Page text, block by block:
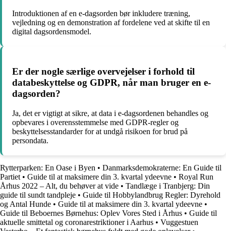
Introduktionen af en e-dagsorden bør inkludere træning,
vejledning og en demonstration af fordelene ved at skifte til en
digital dagsordensmodel.
Er der nogle særlige overvejelser i forhold til
databeskyttelse og GDPR, når man bruger en e-
dagsorden?
Ja, det er vigtigt at sikre, at data i e-dagsordenen behandles og
opbevares i overensstemmelse med GDPR-regler og
beskyttelsesstandarder for at undgå risikoen for brud på
persondata.
Rytterparken: En Oase i Byen • Danmarksdemokraterne: En Guide til
Partiet • Guide til at maksimere din 3. kvartal ydeevne • Royal Run
Århus 2022 – Alt, du behøver at vide • Tandlæge i Tranbjerg: Din
guide til sundt tandpleje • Guide til Hobbylandbrug Regler: Dyrehold
og Antal Hunde • Guide til at maksimere din 3. kvartal ydeevne •
Guide til Beboernes Børnehus: Oplev Vores Sted i Århus • Guide til
aktuelle smittetal og coronarestriktioner i Aarhus • Vuggestuen